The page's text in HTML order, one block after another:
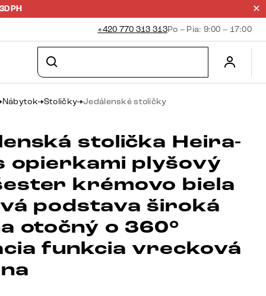
+420 770 313 313Po – Pia: 9:00 – 17:00
Nábytok Stoličky Jedálenské stoličky
stolička Heira-
opierkami plyšový
krémovo biela
podstava široká
otočný o 360°
funkcia vrecková